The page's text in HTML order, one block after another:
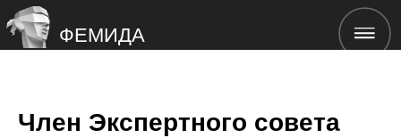
ФЕМИДА
Член Экспертного совета